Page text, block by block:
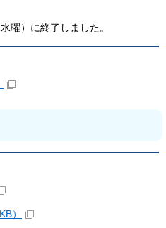
曜）に終了しました。
）